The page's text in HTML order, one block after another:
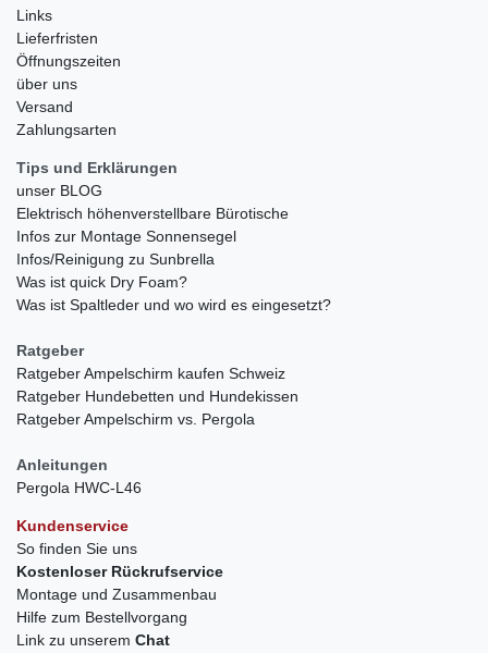
Links
Lieferfristen
Öffnungszeiten
über uns
Versand
Zahlungsarten
Tips und Erklärungen
unser BLOG
Elektrisch höhenverstellbare Bürotische
Infos zur Montage Sonnensegel
Infos/Reinigung zu Sunbrella
Was ist quick Dry Foam?
Was ist Spaltleder und wo wird es eingesetzt?
Ratgeber
Ratgeber Ampelschirm kaufen Schweiz
Ratgeber Hundebetten und Hundekissen
Ratgeber Ampelschirm vs. Pergola
Anleitungen
Pergola HWC-L46
Kundenservice
So finden Sie uns
Kostenloser Rückrufservice
Montage und Zusammenbau
Hilfe zum Bestellvorgang
Link zu unserem Chat